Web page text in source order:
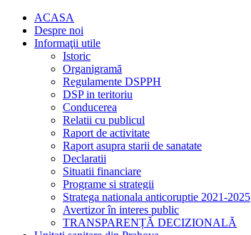
ACASA
Despre noi
Informaţii utile
Istoric
Organigramă
Regulamente DSPPH
DSP in teritoriu
Conducerea
Relatii cu publicul
Raport de activitate
Raport asupra starii de sanatate
Declaratii
Situatii financiare
Programe si strategii
Stratega nationala anticoruptie 2021-2025
Avertizor în interes public
TRANSPARENȚĂ DECIZIONALĂ